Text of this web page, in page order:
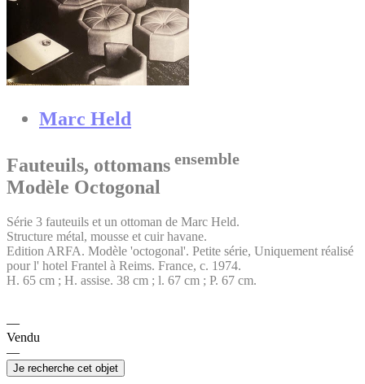
Marc Held
Fauteuils, ottomans ensemble
Modèle Octogonal
Série 3 fauteuils et un ottoman de Marc Held.
Structure métal, mousse et cuir havane.
Edition ARFA. Modèle 'octogonal'. Petite série, Uniquement réalisé
pour l' hotel Frantel à Reims. France, c. 1974.
H. 65 cm ; H. assise. 38 cm ; l. 67 cm ; P. 67 cm.
Vendu
Je recherche cet objet